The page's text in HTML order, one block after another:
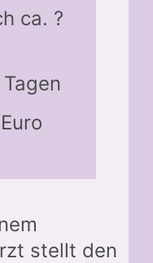
ca. ?
stellt den